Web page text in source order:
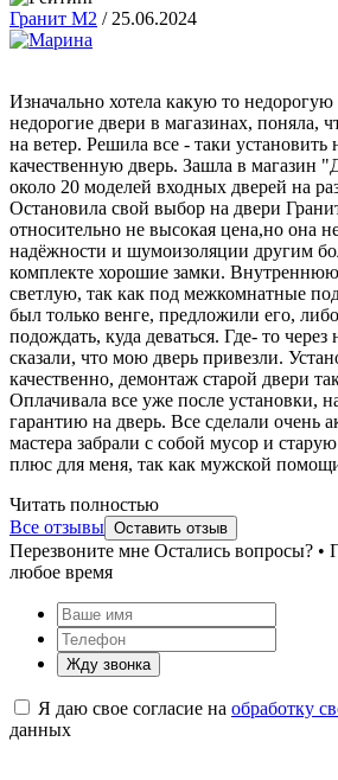
Гранит М2 / 25.06.2024
Изначально хотела какую то
недорогие двери в магазинах, поняла,
на ветер. Решила все - таки
качественную дверь. Зашла в магазин
около 20 моделей входных дверей на
Остановила свой выбор на двери
относительно не высокая цена,но она
надёжности и шумоизоляции другим
комплекте хорошие замки.
светлую, так как под межкомнатные
был только венге, предложили его,
подождать, куда деваться. Где- то
сказали, что мою дверь привезли.
качественно, демонтаж старой двери
Оплачивала все уже после установки,
гарантию на дверь. Все сделали очень
мастера забрали с собой мусор и
плюс для меня, так как мужской
Читать полностью
Все отзывы Оставить отзыв
Перезвоните мне Остались вопросы? •
любое время
Жду звонка
Я даю свое согласие на обработку
данных